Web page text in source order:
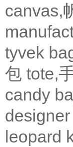
canvas,
tyvek
包 tote,
candy
designer
leopard